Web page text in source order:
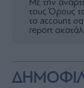
Με την
τους Όρους
το account
report